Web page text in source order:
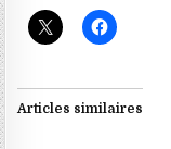
Articles similaires